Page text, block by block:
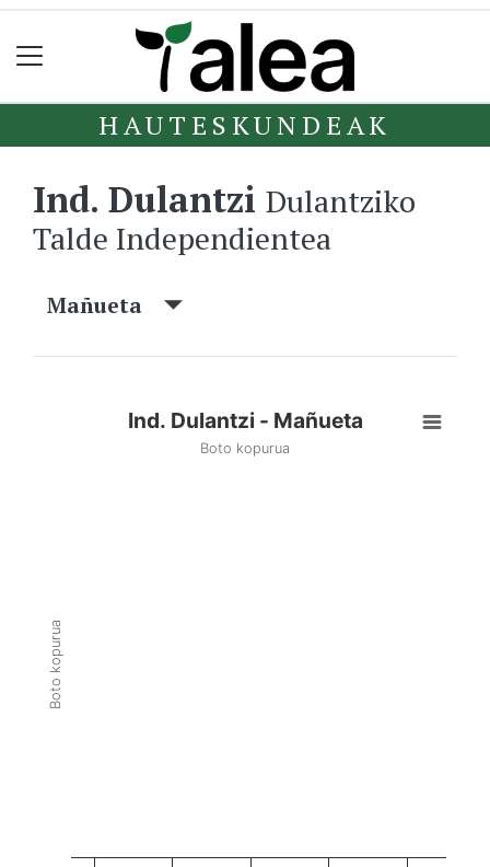
HAUTESKUNDEAK
Ind. Dulantzi Dulantziko
Talde Independientea
Mañueta
Boto kopurua
Ind. Dulantzi - Mañueta
Boto kopurua